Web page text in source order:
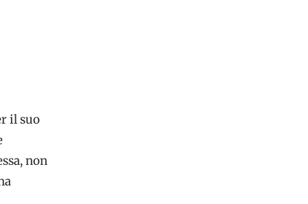
il suo
non